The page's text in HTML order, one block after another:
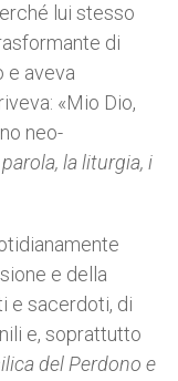
lui stesso
di
e aveva
«Mio Dio,
neo-
la liturgia, i
e della
e sacerdoti, di
e, soprattutto
del Perdono e